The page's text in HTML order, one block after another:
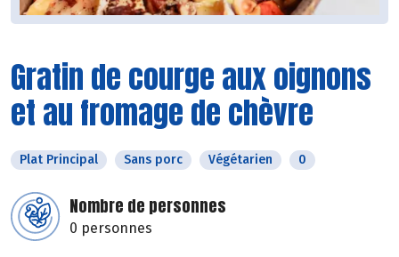
Gratin de courge aux oignons
et au fromage de chèvre
Plat Principal Sans porc Végétarien 0
Nombre de personnes
0 personnes